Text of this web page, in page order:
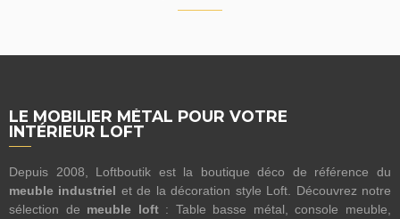
LE MOBILIER MÉTAL POUR VOTRE
INTÉRIEUR LOFT
Depuis 2008, Loftboutik est la boutique déco de référence du
meuble industriel et de la décoration style Loft. Découvrez notre
sélection de meuble loft: Table basse métal, console meuble,